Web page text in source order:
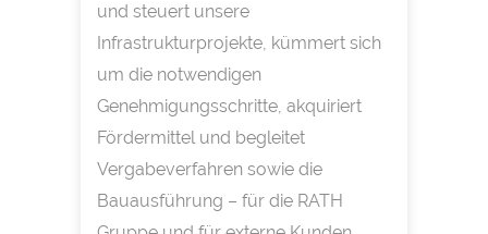
und steuert unsere
Infrastrukturprojekte, kümmert sich
um die notwendigen
Genehmigungsschritte, akquiriert
Fördermittel und begleitet
Vergabeverfahren sowie die
Bauausführung – für die RATH